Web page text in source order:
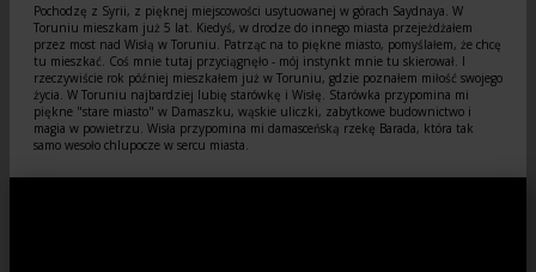
Pochodzę z Syrii, z pięknej miejscowości usytuowanej w górach Saydnaya. W
Toruniu mieszkam już 5 lat. Kiedyś, w drodze do innego miasta przejeżdżałem
przez most nad Wisłą w Toruniu. Patrząc na to piękne miasto, pomyślałem, że chcę
tu mieszkać. Coś mnie tutaj przyciągnęło - mój instynkt mnie tu skierował. I
rzeczywiście rok później mieszkałem już w Toruniu, gdzie poznałem miłość swojego
życia. W Toruniu najbardziej lubię starówkę i Wisłę. Starówka przypomina mi
piękne "stare miasto" w Damaszku, wąskie uliczki, zabytkowe budownictwo i
magia w powietrzu. Wisła przypomina mi damasceńską rzekę Barada, która tak
samo wesoło chlupocze w sercu miasta.